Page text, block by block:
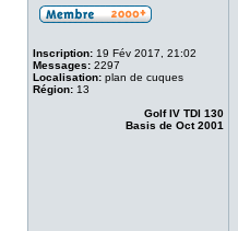
Inscription: 19 Fév 2017, 21:02
Messages: 2297
Localisation: plan de cuques
Région: 13
Golf IV TDI 130
Basis de Oct 2001